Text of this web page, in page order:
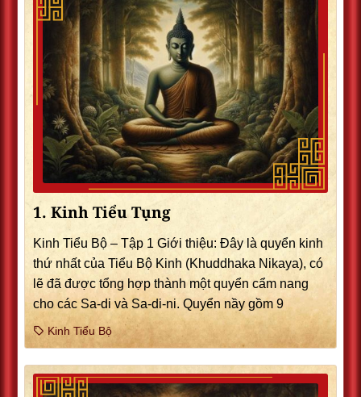
1. Kinh Tiểu Tụng
Kinh Tiểu Bộ – Tập 1 Giới thiệu: Ðây là quyển kinh
thứ nhất của Tiểu Bộ Kinh (Khuddhaka Nikaya), có
lẽ đã được tổng hợp thành một quyển cẩm nang
cho các Sa-di và Sa-di-ni. Quyển nầy gồm 9
Kinh Tiểu Bộ